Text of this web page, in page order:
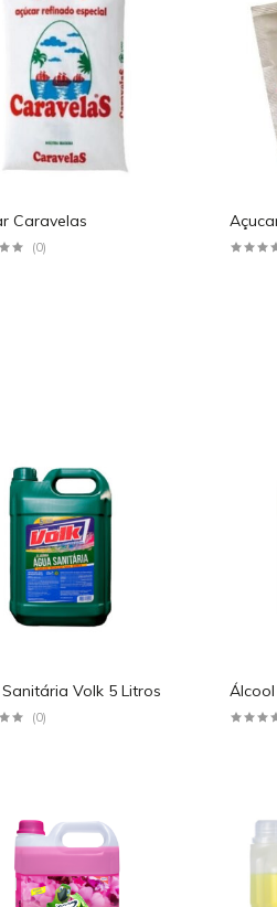
Caravelas
(0)
Volk 5 Litros
(0)
Álcool